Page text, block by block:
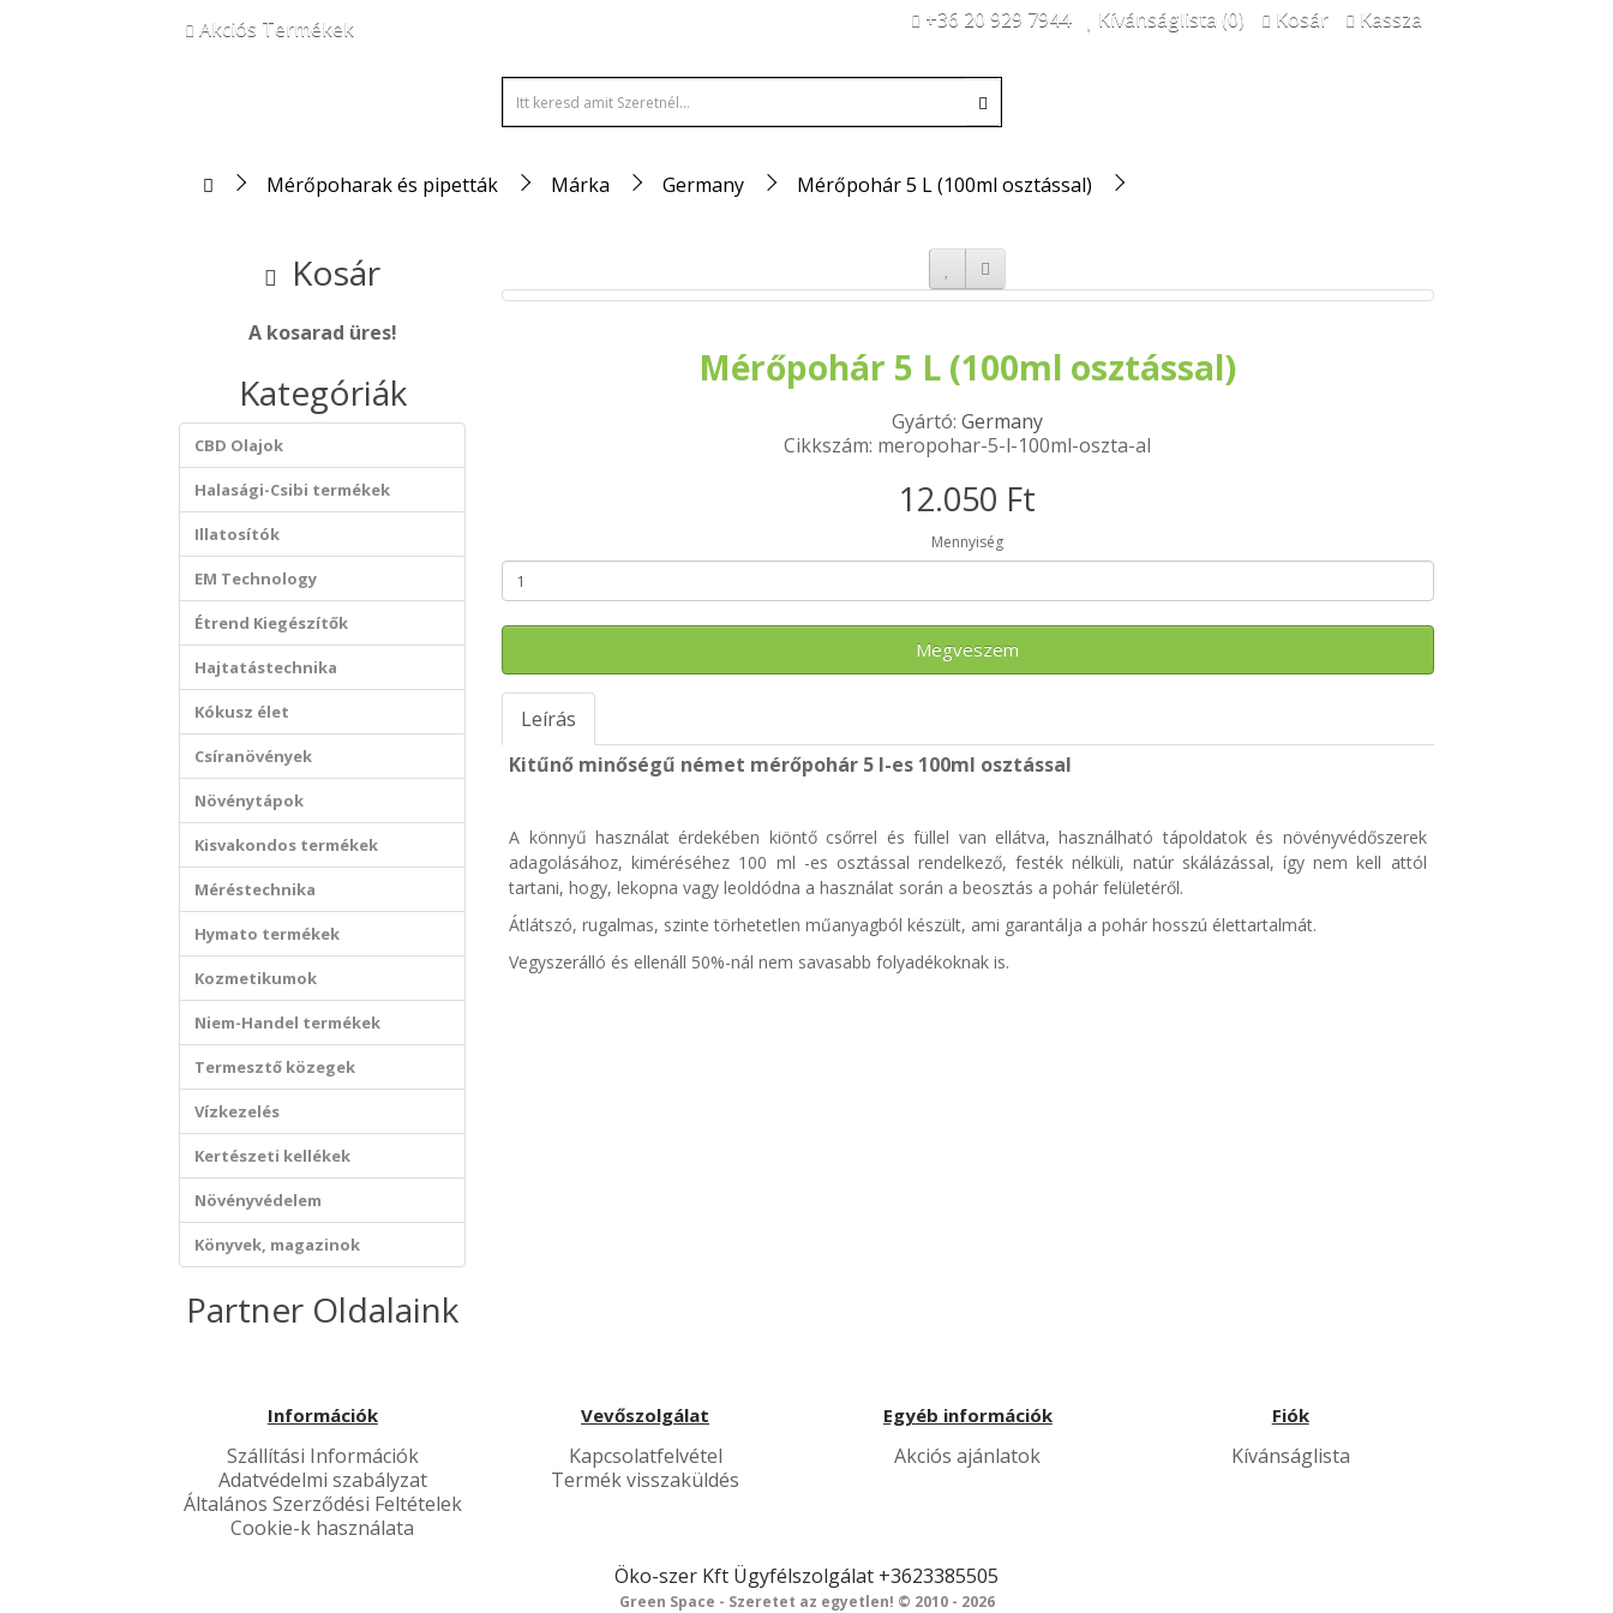
Akciós Termékek +36 20 929 7944 Kívánságlista (0) Kosár Kassza
Mérőpoharak és pipetták Márka Germany Mérőpohár 5 L (100ml osztással)
Kosár
A kosarad üres!
Kategóriák
CBD Olajok
Halasági-Csibi termékek
Illatosítók
EM Technology
Étrend Kiegészítők
Hajtatástechnika
Kókusz élet
Csíranövények
Növénytápok
Kisvakondos termékek
Méréstechnika
Hymato termékek
Kozmetikumok
Niem-Handel termékek
Termesztő közegek
Vízkezelés
Kertészeti kellékek
Növényvédelem
Könyvek, magazinok
Partner Oldalaink
Mérőpohár 5 L (100ml osztással)
Gyártó:Germany
Cikkszám: meropohar-5-l-100ml-oszta-al
12.050 Ft
Mennyiség
Megveszem
Leírás
Kitűnő minőségű német mérőpohár 5 l-es 100ml osztással
A könnyű használat érdekében kiöntő csőrrel és füllel van ellátva, használható tápoldatok és növényvédőszerek
adagolásához, kiméréséhez 100 ml -es osztással rendelkező, festék nélküli, natúr skálázással, így nem kell attól
tartani, hogy, lekopna vagy leoldódna a használat során a beosztás a pohár felületéről.
Átlátszó, rugalmas, szinte törhetetlen műanyagból készült, ami garantálja a pohár hosszú élettartalmát.
Vegyszerálló és ellenáll 50%-nál nem savasabb folyadékoknak is.
Információk
Szállítási Információk
Adatvédelmi szabályzat
Általános Szerződési Feltételek
Cookie-k használata
Vevőszolgálat
Kapcsolatfelvétel
Termék visszaküldés
Egyéb információk
Akciós ajánlatok
Fiók
Kívánságlista
Öko-szer Kft Ügyfélszolgálat +3623385505
Green Space - Szeretet az egyetlen! © 2010 - 2026